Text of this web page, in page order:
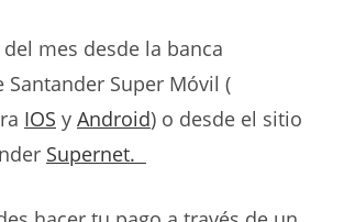
mes desde la banca
Santander Super Móvil (
IOS y Android) o desde el sitio
Supernet.